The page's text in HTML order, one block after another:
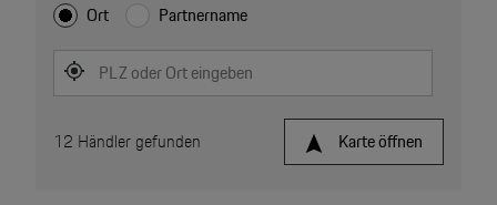
Ort Partnername
PLZ oder Ort eingeben
Karte öffnen
12 Händler gefunden